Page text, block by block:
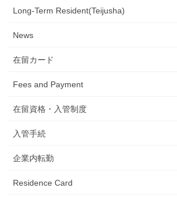
Long-Term Resident(Teijusha)
News
在留カード
Fees and Payment
在留資格・入管制度
入管手続
企業内転勤
Residence Card